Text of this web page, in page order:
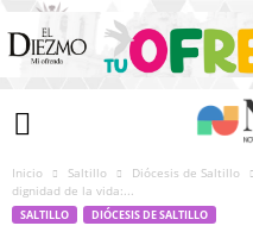
Inicio Saltillo Diócesis de Saltillo
dignidad de la vida:...
SALTILLO DIÓCESIS DE SALTILLO